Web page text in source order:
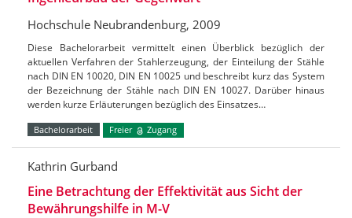
Hochschule Neubrandenburg, 2009
Diese Bachelorarbeit vermittelt einen Überblick bezüglich der
aktuellen Verfahren der Stahlerzeugung, der Einteilung der Stähle
nach DIN EN 10020, DIN EN 10025 und beschreibt kurz das System
der Bezeichnung der Stähle nach DIN EN 10027. Darüber hinaus
werden kurze Erläuterungen bezüglich des Einsatzes…
Bachelorarbeit Freier Zugang
Kathrin Gurband
Eine Betrachtung der Effektivität aus Sicht der
Bewährungshilfe in M-V